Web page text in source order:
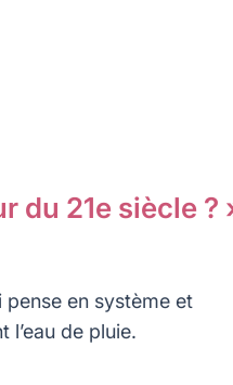
du 21e siècle ?
pense en système et
l’eau de pluie.